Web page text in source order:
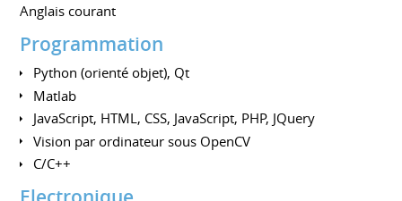
Anglais courant
Programmation
Python (orienté objet), Qt
Matlab
JavaScript, HTML, CSS, JavaScript, PHP, JQuery
Vision par ordinateur sous OpenCV
C/C++